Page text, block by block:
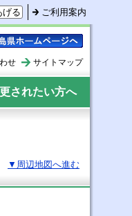
げる ご利用案内
せ
サイトマップ
されたい方へ
▼周辺地図へ進む